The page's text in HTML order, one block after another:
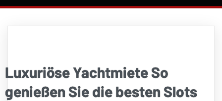
Luxuriöse Yachtmiete So
genießen Sie die besten Slots